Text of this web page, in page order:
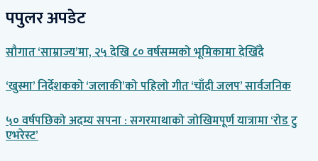
पपुलर अपडेट
सौगात ‘साम्राज्य’मा, २५ देखि ८० वर्षसम्मको भूमिकामा देखिँदै
‘खुस्मा’ निर्देशकको ‘जलाकी’को पहिलो गीत ‘चाँदी जलप’ सार्वजनिक
५० वर्षपछिको अदम्य सपना : सगरमाथाको जोखिमपूर्ण यात्रामा ‘रोड टु
एभरेस्ट’